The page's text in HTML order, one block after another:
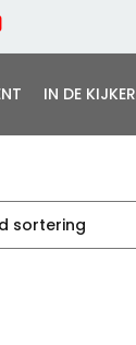
IN DE KIJKER